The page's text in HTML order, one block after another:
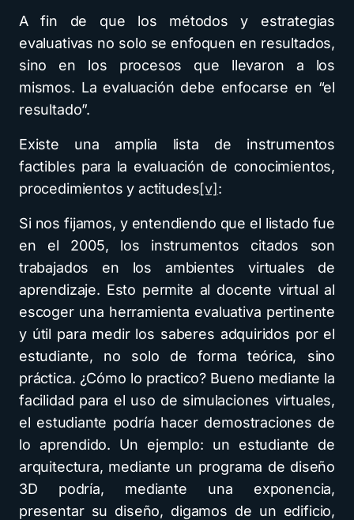
A fin de que los métodos y estrategias
evaluativas no solo se enfoquen en resultados,
sino en los procesos que llevaron a los
mismos. La evaluación debe enfocarse en “el
resultado”.
Existe una amplia lista de instrumentos
factibles para la evaluación de conocimientos,
procedimientos y actitudes[v] :
Si nos fijamos, y entendiendo que el listado fue
en el 2005, los instrumentos citados son
trabajados en los ambientes virtuales de
aprendizaje. Esto permite al docente virtual al
escoger una herramienta evaluativa pertinente
y útil para medir los saberes adquiridos por el
estudiante, no solo de forma teórica, sino
práctica. ¿Cómo lo practico? Bueno mediante la
facilidad para el uso de simulaciones virtuales,
el estudiante podría hacer demostraciones de
lo aprendido. Un ejemplo: un estudiante de
arquitectura, mediante un programa de diseño
3D podría, mediante una exponencia,
presentar su diseño, digamos de un edificio,